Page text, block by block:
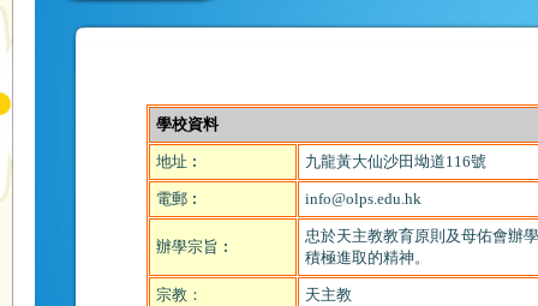
學校資料
地址︰ 九龍黃大仙沙田坳道116號
電郵︰ info@olps.edu.hk
辦學宗旨︰
忠於天主教教育原則及母佑會辦
積極進取的精神。
宗教： 天主教